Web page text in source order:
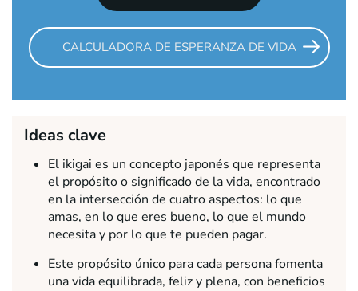
CALCULADORA DE ESPERANZA DE VIDA
Ideas clave
El ikigai es un concepto japonés que representa
el propósito o significado de la vida, encontrado
en la intersección de cuatro aspectos: lo que
amas, en lo que eres bueno, lo que el mundo
necesita y por lo que te pueden pagar.
Este propósito único para cada persona fomenta
una vida equilibrada, feliz y plena, con beneficios